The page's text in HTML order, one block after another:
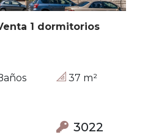
1 dormitorios
37 m²
3022